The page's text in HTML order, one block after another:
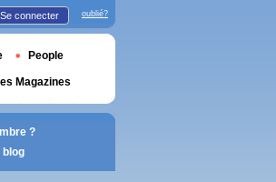
Se connecter oublié?
People
Magazines
?
blog